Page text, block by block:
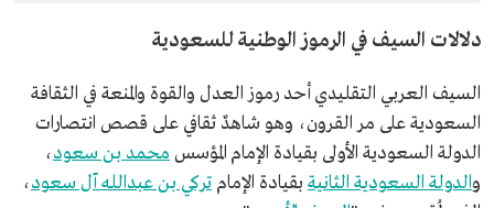
دلالات السيف في الرموز الوطنية للسعودية
السيف العربي التقليدي أحد رموز العدل والقوة والمنعة في الثقافة
السعودية على مر القرون، وهو شاهدٌ ثقافي على قصص انتصارات
الدولة السعودية الأولى بقيادة الإمام المؤسس محمد بن سعود،
والدولة السعودية الثانية بقيادة الإمام تركي بن عبدالله آل سعود،